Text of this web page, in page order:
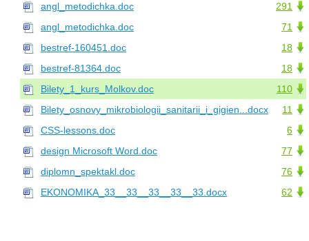
291
angl_metodichka.doc
71
angl_metodichka.doc
18
bestref-160451.doc
18
bestref-81364.doc
110
Bilety_1_kurs_Molkov.doc
11
Bilety_osnovy_mikrobiologii_sanitarii_i_gigien...docx
6
CSS-lessons.doc
77
design Microsoft Word.doc
76
diplomn_spektakl.doc
62
EKONOMIKA_33__33__33__33__33.docx